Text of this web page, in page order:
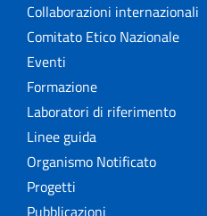
Collaborazioni internazionali
Comitato Etico Nazionale
Eventi
Formazione
Laboratori di riferimento
Linee guida
Organismo Notificato
Progetti
Pubblicazioni